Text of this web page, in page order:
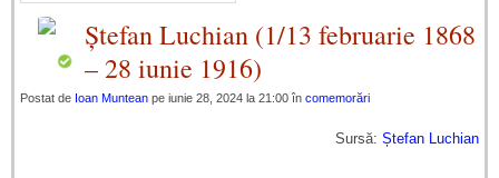
Ștefan Luchian (1/13 februarie 1868
– 28 iunie 1916)
Postat de Ioan Muntean pe iunie 28, 2024 la 21:00 în comemorări
Sursă: Ștefan Luchian